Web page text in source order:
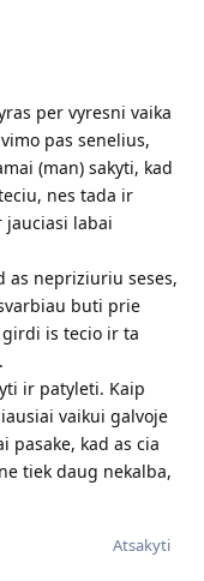
per vyresni vaika
pas senelius,
(man) sakyti, kad
nes tada ir
jauciasi labai
as nepriziuriu seses,
buti prie
is tecio ir ta
ir patyleti. Kaip
vaikui galvoje
pasake, kad as cia
tiek daug nekalba,
Atsakyti